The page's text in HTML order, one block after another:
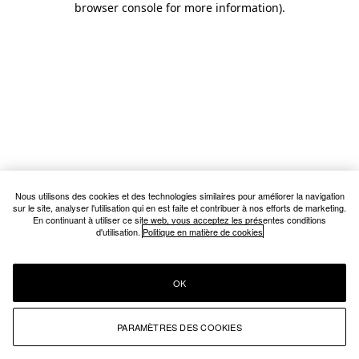
browser console for more information).
Nous utilisons des cookies et des technologies similaires pour améliorer la navigation
sur le site, analyser l'utilisation qui en est faite et contribuer à nos efforts de marketing.
En continuant à utiliser ce site web, vous acceptez les présentes conditions
d'utilisation. Politique en matière de cookies
PARAMÈTRES DES COOKIES
OK